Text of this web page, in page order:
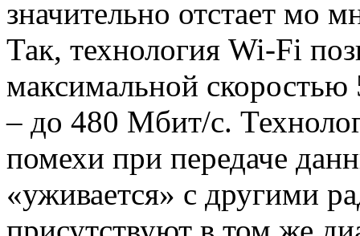
значительно отстает мо
Так, технология Wi-Fi
максимальной
– до 480 Мбит/с.
помехи при передаче
«уживается» с другими